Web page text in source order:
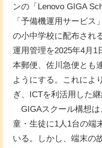
ンの「Lenovo GIGA
「予備機運用サービス
の小中学校に配布され
運用管理を2025年4月1
本郵便、佐川急便とも
ようにする。これによ
ぎ、ICTを利活用した
GIGAスクール構想は
童・生徒に1人1台の端
いる。しかし、端末の